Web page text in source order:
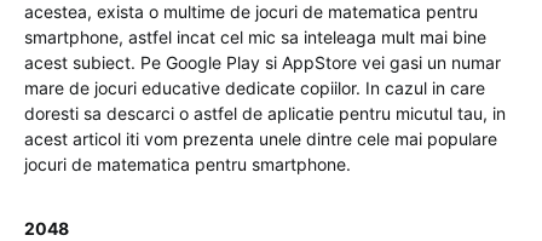
acestea, exista o multime de jocuri de matematica pentru
smartphone, astfel incat cel mic sa inteleaga mult mai bine
acest subiect. Pe Google Play si AppStore vei gasi un numar
mare de jocuri educative dedicate copiilor. In cazul in care
doresti sa descarci o astfel de aplicatie pentru micutul tau, in
acest articol iti vom prezenta unele dintre cele mai populare
jocuri de matematica pentru smartphone.
2048